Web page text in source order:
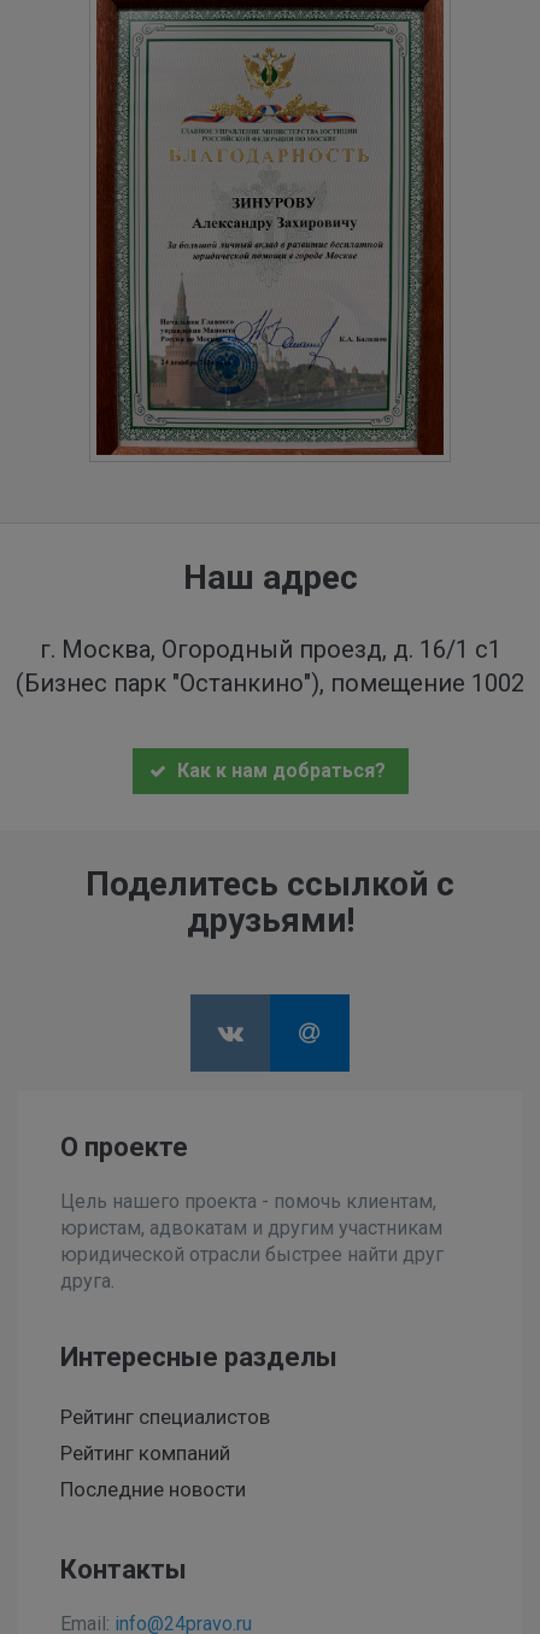
Наш адрес
г. Москва, Огородный проезд, д. 16/1 с1
(Бизнес парк "Останкино"), помещение 1002
Как к нам добраться?
Поделитесь ссылкой с
друзьями!
О проекте
Цель нашего проекта - помочь клиентам,
юристам, адвокатам и другим участникам
юридической отрасли быстрее найти друг
друга.
Интересные разделы
Рейтинг специалистов
Рейтинг компаний
Последние новости
Контакты
Email: info@24pravo.ru